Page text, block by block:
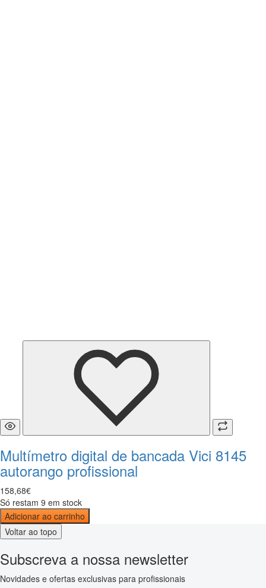
Multímetro digital de bancada Vici 8145
autorango profissional
158,68€
Só restam 9 em stock
Adicionar ao carrinho
Voltar ao topo
Subscreva a nossa newsletter
Novidades e ofertas exclusivas para profissionais